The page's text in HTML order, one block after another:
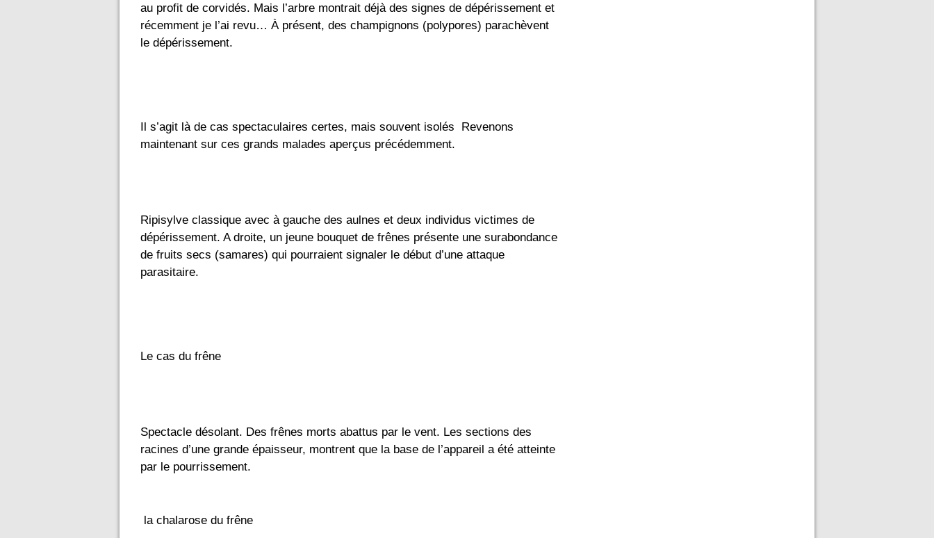
au profit de corvidés. Mais l’arbre montrait déjà des signes de dépérissement et
récemment je l’ai revu… À présent, des champignons (polypores) parachèvent
le dépérissement.
Il s’agit là de cas spectaculaires certes, mais souvent isolés  Revenons
maintenant sur ces grands malades aperçus précédemment.
Ripisylve classique avec à gauche des aulnes et deux individus victimes de
dépérissement. A droite, un jeune bouquet de frênes présente une surabondance
de fruits secs (samares) qui pourraient signaler le début d’une attaque
parasitaire.
Le cas du frêne
Spectacle désolant. Des frênes morts abattus par le vent. Les sections des
racines d’une grande épaisseur, montrent que la base de l’appareil a été atteinte
par le pourrissement.
la chalarose du frêne